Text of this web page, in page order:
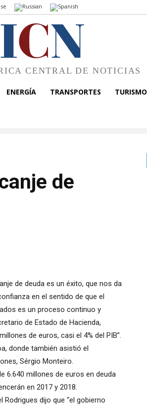
ICN
CENTRAL DE NOTICIAS
ENERGÍA TRANSPORTES TURISMO
de
de deuda es un éxito, que nos da
en el sentido de que el
es un proceso continuo y
de Estado de Hacienda,
de euros, casi el 4% del PIB”.
donde también asistió el
Sérgio Monteiro.
6.640 millones de euros en deuda
en 2017 y 2018.
dijo que “el gobierno